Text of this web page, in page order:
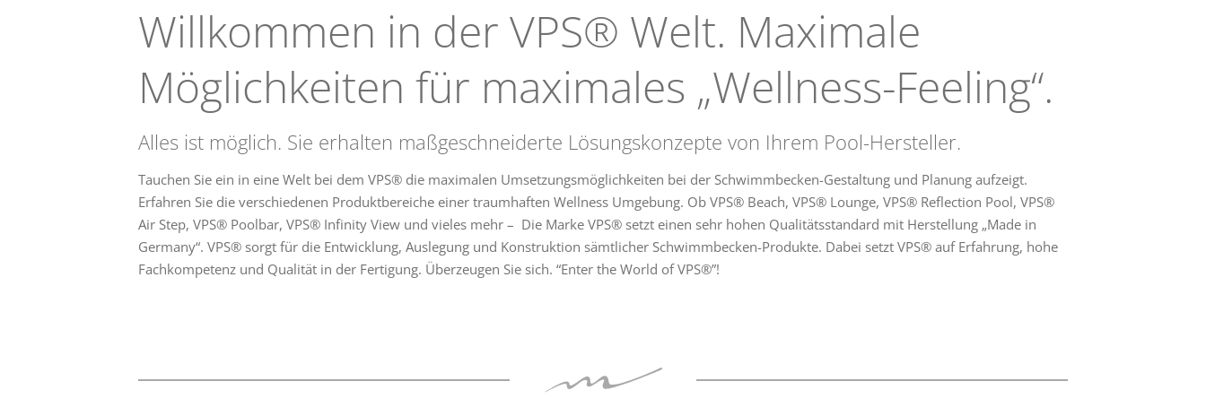
Willkommen in der VPS® Welt. Maximale
Möglichkeiten für maximales „Wellness-Feeling“.
Alles ist möglich. Sie erhalten maßgeschneiderte Lösungskonzepte von Ihrem Pool-Hersteller.
Tauchen Sie ein in eine Welt bei dem VPS® die maximalen Umsetzungsmöglichkeiten bei der Schwimmbecken-Gestaltung und Planung aufzeigt.
Erfahren Sie die verschiedenen Produktbereiche einer traumhaften Wellness Umgebung. Ob VPS® Beach, VPS® Lounge, VPS® Reflection Pool, VPS®
Air Step, VPS® Poolbar, VPS® Infinity View und vieles mehr – Die Marke VPS® setzt einen sehr hohen Qualitätsstandard mit Herstellung „Made in
Germany“. VPS® sorgt für die Entwicklung, Auslegung und Konstruktion sämtlicher Schwimmbecken-Produkte. Dabei setzt VPS® auf Erfahrung, hohe
Fachkompetenz und Qualität in der Fertigung. Überzeugen Sie sich. “Enter the World of VPS®”!